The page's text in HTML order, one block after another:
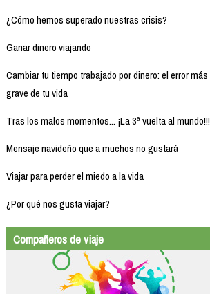
¿Cómo hemos superado nuestras crisis?
Ganar dinero viajando
Cambiar tu tiempo trabajado por dinero: el error más
grave de tu vida
Tras los malos momentos... ¡La 3ª vuelta al mundo!!!
Mensaje navideño que a muchos no gustará
Viajar para perder el miedo a la vida
¿Por qué nos gusta viajar?
Compañeros de viaje